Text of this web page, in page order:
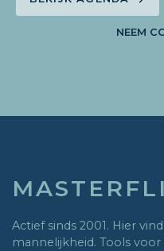
NEEM
Actief sinds 2001. Hier
mannelijkheid. Tools